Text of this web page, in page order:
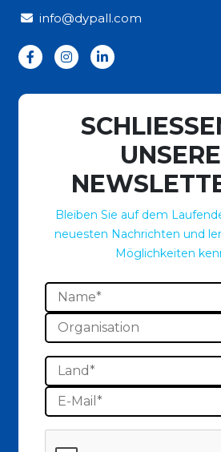
info@dypall.com
Bleiben Sie auf dem
neuesten Nachrichten und
Möglichkeiten